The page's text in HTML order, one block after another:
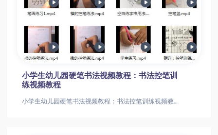
小学生幼儿园硬笔书法视频教程：书法控笔训
练视频教程
小学生幼儿园硬笔书法视频教程：书法控笔训练视频教程小学生幼儿园硬笔书法视频教程：书法控笔训练视频教程